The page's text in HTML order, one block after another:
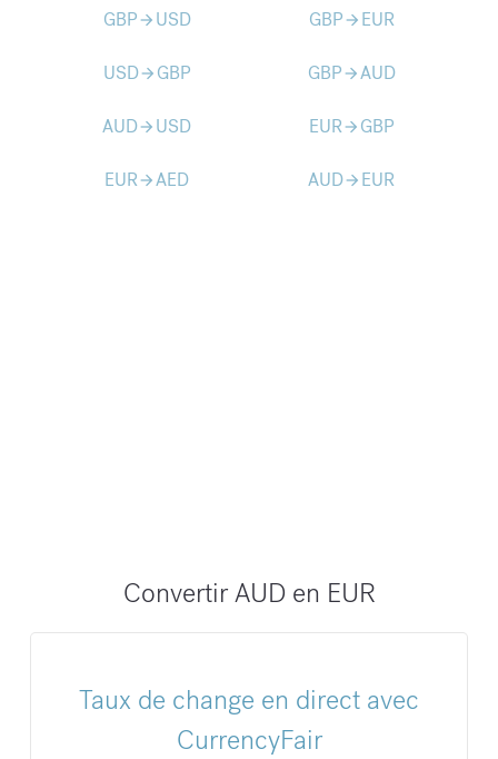
GBParrow_forward USD GBParrow_forward EUR
USDarrow_forward GBP GBParrow_forwardAUD
AUDarrow_forward USD EURarrow_forward GBP
EURarrow_forwardAED AUDarrow_forward EUR
Convertir AUD en EUR
Taux de change en direct avec
CurrencyFair